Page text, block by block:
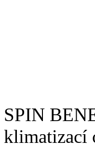
SPIN
klimatizací